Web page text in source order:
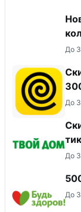
До
До
До
До